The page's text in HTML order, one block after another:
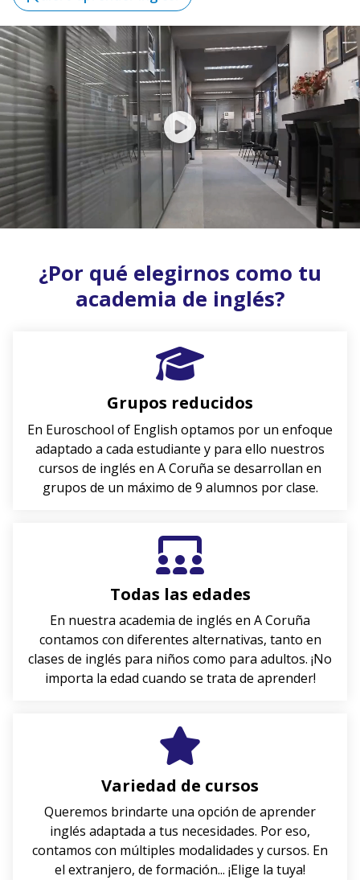
¿Por qué elegirnos como tu
academia de inglés?
Grupos reducidos
En Euroschool of English optamos por un enfoque
adaptado a cada estudiante y para ello nuestros
cursos de inglés en A Coruña se desarrollan en
grupos de un máximo de 9 alumnos por clase.
Todas las edades
En nuestra academia de inglés en A Coruña
contamos con diferentes alternativas, tanto en
clases de inglés para niños como para adultos. ¡No
importa la edad cuando se trata de aprender!
Variedad de cursos
Queremos brindarte una opción de aprender
inglés adaptada a tus necesidades. Por eso,
contamos con múltiples modalidades y cursos. En
el extranjero, de formación... ¡Elige la tuya!